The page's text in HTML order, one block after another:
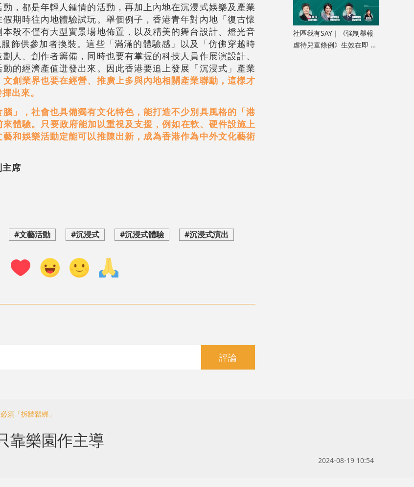
，都是年輕人鍾情的活動，再加上內地在沉浸式娛樂及產業
期時往內地體驗試玩。舉個例子，香港青年對內地「復古懷
殺不僅有大型實景場地佈置，以及精美的舞台設計、燈光音
飾供參加者換裝。這些「滿滿的體驗感」以及「仿佛穿越時
人、創作者籌備，同時也要有掌握的科技人員作展演設計、
的經濟產值迸發出來。因此香港要追上發展「沉浸式」產業
創業界也要在經營、推廣上多與內地相關產業聯動，這樣才
出來。
」，社會也具備獨有文化特色，能打造不少別具風格的「港
體驗。只要政府能加以重視及支援，例如在軟、硬件設施上
和娛樂活動定能可以推陳出新，成為香港作為中外文化藝術
席
#文藝活動 #沉浸式 #沉浸式體驗 #沉浸式演出
評論
社區我有SAY｜《強制舉報
虐待兒童條例》生效在即 加
須「拆牆鬆綁」
靠樂園作主導
2024-08-19 10:54